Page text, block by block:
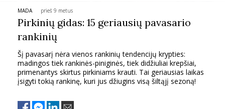
FOTOGRAFIJA
MENAS
ORAI
MADA prieš 9 metus
Pirkinių gidas: 15 geriausių pavasario
rankinių
Šį pavasarį nėra vienos rankinių tendencijų krypties:
madingos tiek rankinės-piniginės, tiek didžiuliai krepšiai,
primenantys skirtus pirkiniams krauti. Tai geriausias laikas
įsigyti tokią rankinę, kuri jus džiugins visą šiltąjį sezoną!